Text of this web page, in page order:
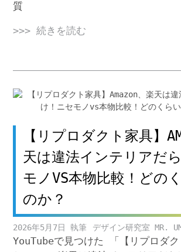
質
>>> 続きを読む
【リプロダクト家具】
天は違法インテリアだ
モノVS本物比較！どの
のか？
2026年5月7日 デザイン研究室 MR.
YouTubeで見つけた 「【リプロダク